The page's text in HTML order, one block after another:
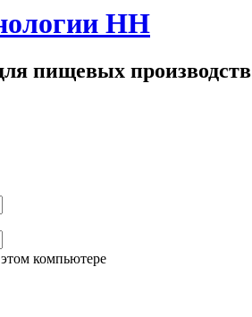
НН
пищевых производств
компьютере